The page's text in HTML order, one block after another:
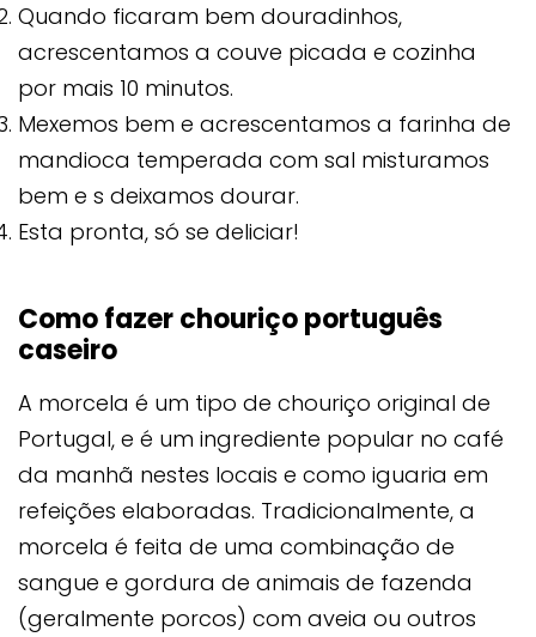
Quando ficaram bem douradinhos,
acrescentamos a couve picada e cozinha
por mais 10 minutos.
Mexemos bem e acrescentamos a farinha de
mandioca temperada com sal misturamos
bem e s deixamos dourar.
Esta pronta, só se deliciar!
Como fazer chouriço português
caseiro
A morcela é um tipo de chouriço original de
Portugal, e é um ingrediente popular no café
da manhã nestes locais e como iguaria em
refeições elaboradas. Tradicionalmente, a
morcela é feita de uma combinação de
sangue e gordura de animais de fazenda
(geralmente porcos) com aveia ou outros